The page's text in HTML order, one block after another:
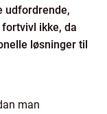
udfordrende,
ikke, da
løsninger til
man